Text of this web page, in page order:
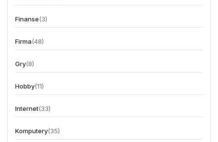
Finanse(3)
Firma(48)
Gry(8)
Hobby(11)
Internet(33)
Komputery(35)